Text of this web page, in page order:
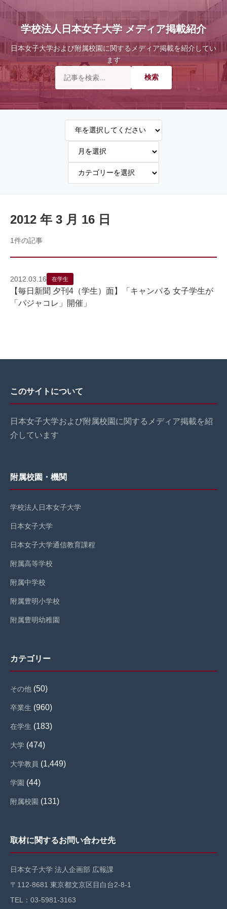
学校法人日本女子大学 メディア掲載紹介
日本女子大学および附属校園に関するメディア掲載を紹介してい
ます
2012 年 3 月 16 日
1件の記事
2012.03.16 在学生
【毎日新聞 夕刊4（学生）面】「キャンパる 女子学生が
「パジャコレ」開催」
このサイトについて
日本女子大学および附属校園に関するメディア掲載を紹
介しています
附属校園・機関
学校法人日本女子大学
日本女子大学
日本女子大学通信教育課程
附属高等学校
附属中学校
附属豊明小学校
附属豊明幼稚園
カテゴリー
その他 (50)
卒業生 (960)
在学生 (183)
大学 (474)
大学教員 (1,449)
学園 (44)
附属校園 (131)
取材に関するお問い合わせ先
日本女子大学 法人企画部 広報課
〒112-8681 東京都文京区目白台2-8-1
TEL：03-5981-3163